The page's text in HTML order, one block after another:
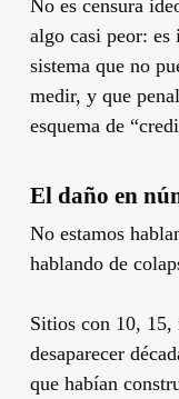
No es censura
algo casi peor:
sistema que no
medir, y que
esquema de
El daño en
No estamos
hablando de
Sitios con 10, 15,
desaparecer
que habían